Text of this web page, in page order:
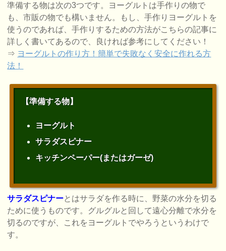
準備する物は次の3つです。ヨーグルトは手作りの物で
も、市販の物でも構いません。もし、手作りヨーグルトを
使うのであれば、手作りするための方法がこちらの記事に
詳しく書いてあるので、良ければ参考にしてください！
⇒ ヨーグルトの作り方！簡単で失敗なく安全に作れる方
法！
【準備する物】
ヨーグルト
サラダスピナー
キッチンペーパー(またはガーゼ)
サラダスピナーとはサラダを作る時に、野菜の水分を切る
ために使うものです。グルグルと回して遠心分離で水分を
切るのですが、これをヨーグルトでやろうというわけで
す。